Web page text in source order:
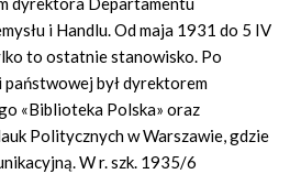
i Handlu. Od maja 1931 do 5 IV
to ostatnie stanowisko. Po
był dyrektorem
«Biblioteka Polska» oraz
Politycznych w Warszawie, gdzie
W r. szk. 1935/6